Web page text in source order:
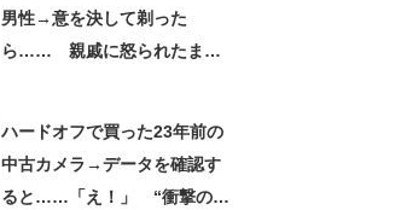
男性→意を決して剃った
ら…… 親戚に怒られたまさ
ハードオフで買った23年前の
中古カメラ→データを確認す
ると……「え！」 “衝撃の中